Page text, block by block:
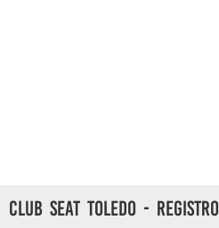
Club Seat Toledo - Registro